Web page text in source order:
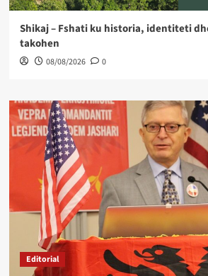
Shikaj – Fshati ku historia, identiteti
takohen
08/08/2026 0
Editorial